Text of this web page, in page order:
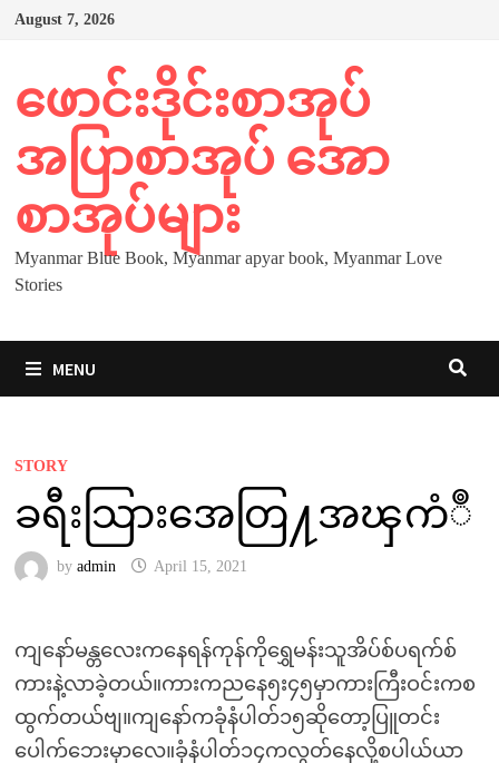
Skip
August 7, 2026
ဖောင်းဒိုင်းစာအုပ်
အပြာစာအုပ် အော
စာအုပ်များ
Myanmar Blue Book, Myanmar apyar book, Myanmar Love
Stories
MENU
STORY
ခရီးသြားအေတြ႔အၾကံဳ
by admin April 15, 2021
ကျနော်မန္တလေးကနေရန်ကုန်ကိုရွှေမန်းသူအိပ်စ်ပရက်စ်
ကားနဲ့လာခဲ့တယ်။ကားကညနေ၅း၄၅မှာကားကြီးဝင်းကစ
ထွက်တယ်ဗျ။ကျနော်ကခုံနံပါတ်၁၅ဆိုတော့ပြူတင်း
ပေါက်ဘေးမှာလေ။ခုံနံပါတ်၁၄ကလွတ်နေလို့စပါယ်ယာ